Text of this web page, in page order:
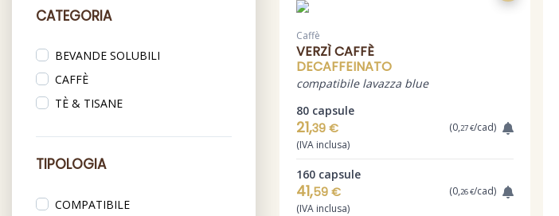
LAVAZZA FIRMA
NESCAFÉ DOLCE GUSTO
NESPRESSO
UNO SYSTEM
CATEGORIA
BEVANDE SOLUBILI
CAFFÈ
TÈ & TISANE
TIPOLOGIA
COMPATIBILE
Caffè
VERZÌ CAFFÈ
DECAFFEINATO
compatibile lavazza blue
80 capsule
21,39 € (0,27 €/cad)
(IVA inclusa)
160 capsule
41,59 € (0,26 €/cad)
(IVA inclusa)